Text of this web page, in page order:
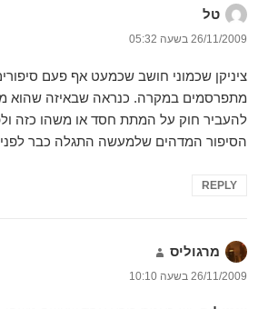
טלהגיב:
26/11/2009 בשעה 05:32
ציניקן שכמוני חושב שכמעט אף פעם
מתפרסמים במקרה. כנראה שבאיזה שהוא
להעביר חוק על המתת חסד או משהו כזה
הסיפור המדהים שלמעשה התגלה כבר לפני
REPLY
מרגוליס הגיב:
26/11/2009 בשעה 10:10